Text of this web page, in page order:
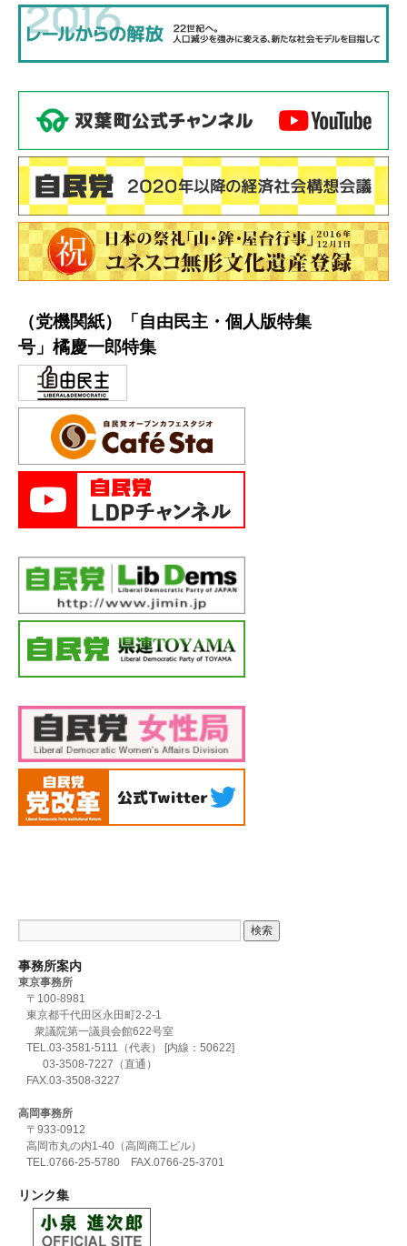
（党機関紙）「自由民主・個人版特集
号」橘慶一郎特集
事務所案内
東京事務所
〒100-8981
東京都千代田区永田町2-2-1
衆議院第一議員会館622号室
TEL.03-3581-5111（代表） [内線：50622]
03-3508-7227（直通）
FAX.03-3508-3227
高岡事務所
〒933-0912
高岡市丸の内1-40（高岡商工ビル）
TEL.0766-25-5780 FAX.0766-25-3701
リンク集